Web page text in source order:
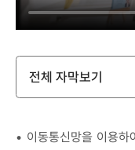
전체 자막보기
이동통신망을 이용